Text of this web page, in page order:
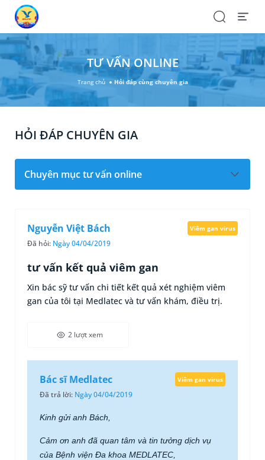
SearchOpen
TƯ VẤN ONLINE
Trang chủ Hỏi đáp cùng chuyên gia
HỎI ĐÁP CHUYÊN GIA
Chuyên mục tư vấn online
Nguyễn Việt Bách Viêm gan virus
Đã hỏi: Ngày 04/04/2019
tư vấn kết quả viêm gan
Xin bác sỹ tư vấn chi tiết kết quả xét nghiệm viêm
gan của tôi tại Medlatec và tư vấn khám, điều trị.
2 lượt xem
Bác sĩ Medlatec Viêm gan virus
Đã trả lời: Ngày 04/04/2019
Kinh gửi anh Bách,
Cảm ơn anh đã quan tâm và tin tưởng dịch vụ
của Bệnh viện Đa khoa MEDLATEC,